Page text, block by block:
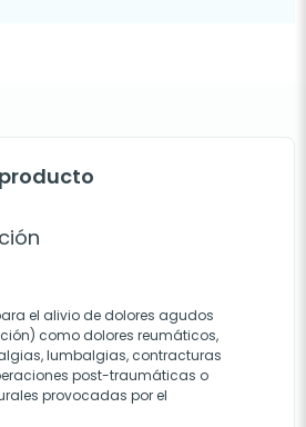
el alivio de dolores agudos
como dolores reumáticos,
lumbalgias, contracturas
post-traumáticas o
provocadas por el